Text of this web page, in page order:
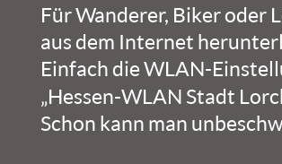
Für Wanderer, Biker
aus dem Internet
Einfach die WLAN-
„Hessen-WLAN Stadt
Schon kann man